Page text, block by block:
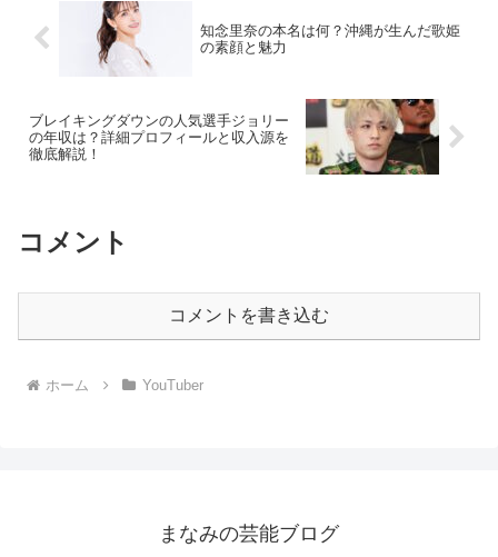
知念里奈の本名は何？沖縄が生んだ歌姫
の素顔と魅力
ブレイキングダウンの人気選手ジョリー
の年収は？詳細プロフィールと収入源を
徹底解説！
コメント
コメントを書き込む
ホーム YouTuber
まなみの芸能ブログ